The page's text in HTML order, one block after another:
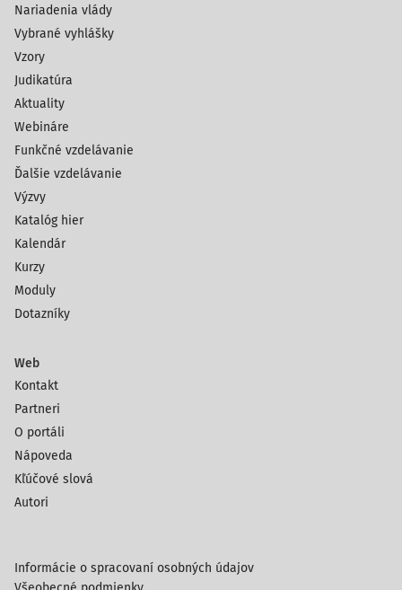
Nariadenia vlády
Vybrané vyhlášky
Vzory
Judikatúra
Aktuality
Webináre
Funkčné vzdelávanie
Ďalšie vzdelávanie
Výzvy
Katalóg hier
Kalendár
Kurzy
Moduly
Dotazníky
Web
Kontakt
Partneri
O portáli
Nápoveda
Kľúčové slová
Autori
Informácie o spracovaní osobných údajov